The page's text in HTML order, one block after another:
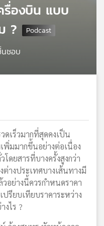
รื่องบิน แบบ
?
ชอบ
ดเร็วมากที่สุดคงเป็น
พิ่มมากขึ้นอย่างต่อเนื่อง
โดยสารที่บางครั้งสูงกว่า
างประเทศบางเส้นทางมี
อย่างนี้ควรกำหนดราคา
รียบเทียบราคาระหว่าง
งไร ?